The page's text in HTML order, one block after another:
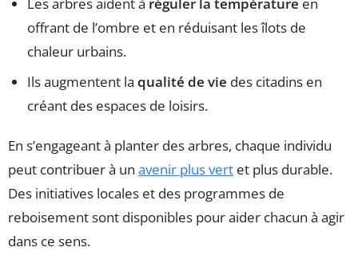
Les arbres aident à réguler la température en
offrant de l’ombre et en réduisant les îlots de
chaleur urbains.
Ils augmentent la qualité de vie des citadins en
créant des espaces de loisirs.
En s’engageant à planter des arbres, chaque individu
peut contribuer à un avenir plus vert et plus durable.
Des initiatives locales et des programmes de
reboisement sont disponibles pour aider chacun à agir
dans ce sens.